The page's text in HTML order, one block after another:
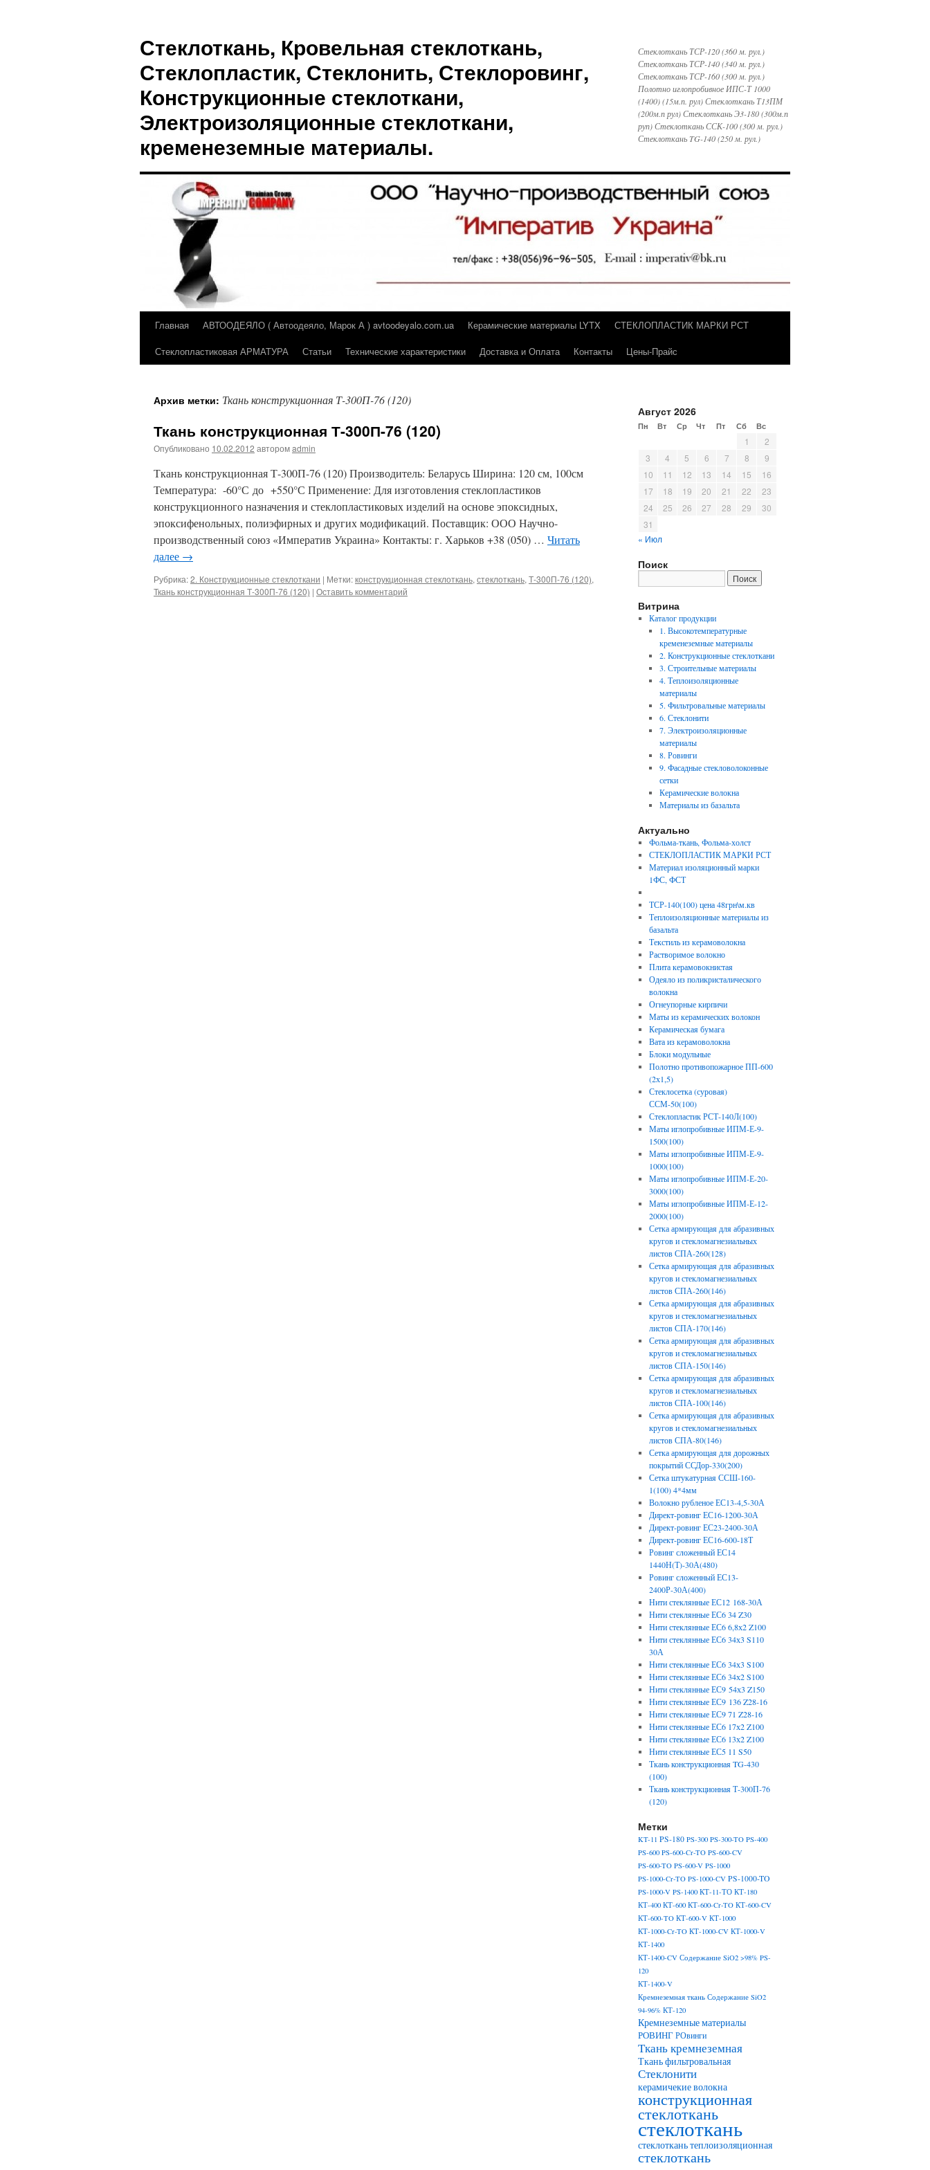
Стеклоткань, Кровельная стеклоткань,
Стеклопластик, Стеклонить, Стеклоровинг,
Конструкционные стеклоткани,
Электроизоляционные стеклоткани,
кременеземные материалы.
Стеклоткань ТСР-120 (360 м. рул.)
Стеклоткань ТСР-140 (340 м. рул.)
Стеклоткань ТСР-160 (300 м. рул.)
Полотно иглопробивное ИПС-Т 1000
(1400) (15м.п. рул) Стеклоткань Т13ПМ
(200м.п рул) Стеклоткань Э3-180 (300м.п
руп) Стеклоткань ССК-100 (300 м. рул.)
Стеклоткань TG-140 (250 м. рул.)
Перейти
Главная АВТООДЕЯЛО ( Автоодеяло, Марок А ) avtoodeyalo.com.ua Керамические материалы LYTX
СТЕКЛОПЛАСТИК МАРКИ РСТ
Стеклопластиковая АРМАТУРА
Статьи Технические характеристики Доставка и Оплата Контакты Цены-Прайс
Архив метки: Ткань конструкционная Т-300П-76 (120)
Ткань конструкционная Т-300П-76 (120)
Опубликовано 10.02.2012 авторомadmin
Ткань конструкционная Т-300П-76 (120) Производитель: Беларусь Ширина: 120 см, 100см
Температура: -60°С до +550°С Применение: Для изготовления стеклопластиков
конструкционного назначения и стеклопластиковых изделий на основе эпоксидных,
эпоксифенольных, полиэфирных и других модификаций. Поставщик: ООО Научно-
производственный союз «Императив Украина» Контакты: г. Харьков +38 (050) … Читать
далее →
Рубрика:2. Конструкционные стеклоткани | Метки:конструкционная стеклоткань, стеклоткань, Т-300П-76 (120),
Ткань конструкционная Т-300П-76 (120) | Оставить комментарий
Август 2026
Пн Вт Ср Чт Пт Сб Вс
« Июл
1
2
3
4 5 6 7 8
9
10
11 12 13 14 15
16
17
18 19 20 21 22
23
24
25 26 27 28 29
30
31
Поиск
Витрина
Каталог продукции
1. Высокотемпературные
кременеземные материалы
2. Конструкционные стеклоткани
3. Строительные материалы
4. Теплоизоляционные
материалы
5. Фильтровальные материалы
6. Стеклонити
7. Электроизоляционные
материалы
8. Ровинги
9. Фасадные стекловолоконные
сетки
Керамические волокна
Материалы из базальта
Актуально
Фольма-ткань, Фольма-холст
СТЕКЛОПЛАСТИК МАРКИ РСТ
Материал изоляционный марки
1ФС, ФСТ
ТСР-140(100) цена 48грн\м.кв
Теплоизоляционные материалы из
базальта
Текстиль из керамоволокна
Растворимое волокно
Плита керамовокнистая
Одеяло из поликристалического
волокна
Огнеупорные кирпичи
Маты из керамических волокон
Керамическая бумага
Вата из керамоволокна
Блоки модульные
Полотно противопожарное ПП-600
(2х1,5)
Стеклосетка (суровая)
ССМ-50(100)
Стеклопластик РСТ-140Л(100)
Маты иглопробивные ИПМ-Е-9-
1500(100)
Маты иглопробивные ИПМ-Е-9-
1000(100)
Маты иглопробивные ИПМ-Е-20-
3000(100)
Маты иглопробивные ИПМ-Е-12-
2000(100)
Сетка армирующая для абразивных
кругов и стекломагнезиальных
листов СПА-260(128)
Сетка армирующая для абразивных
кругов и стекломагнезиальных
листов СПА-260(146)
Сетка армирующая для абразивных
кругов и стекломагнезиальных
листов СПА-170(146)
Сетка армирующая для абразивных
кругов и стекломагнезиальных
листов СПА-150(146)
Сетка армирующая для абразивных
кругов и стекломагнезиальных
листов СПА-100(146)
Сетка армирующая для абразивных
кругов и стекломагнезиальных
листов СПА-80(146)
Сетка армирующая для дорожных
покрытий ССДор-330(200)
Сетка штукатурная ССШ-160-
1(100) 4*4мм
Волокно рубленое ЕС13-4,5-30А
Директ-ровинг ЕС16-1200-30А
Директ-ровинг ЕС23-2400-30А
Директ-ровинг ЕС16-600-18Т
Ровинг сложенный ЕС14
1440Н(Т)-30А(480)
Ровинг сложенный ЕС13-
2400Р-30А(400)
Нити стеклянные ЕС12 168-30А
Нити стеклянные ЕС6 34 Z30
Нити стеклянные ЕС6 6,8х2 Z100
Нити стеклянные ЕС6 34х3 S110
30А
Нити стеклянные ЕС6 34х3 S100
Нити стеклянные ЕС6 34х2 S100
Нити стеклянные ЕС9 54х3 Z150
Нити стеклянные ЕС9 136 Z28-16
Нити стеклянные ЕС9 71 Z28-16
Нити стеклянные ЕС6 17х2 Z100
Нити стеклянные ЕС6 13х2 Z100
Нити стеклянные ЕС5 11 S50
Ткань конструкционная TG-430
(100)
Ткань конструкционная Т-300П-76
(120)
Метки
KT-11 PS-180 PS-300 PS-300-TO PS-400
PS-600 PS-600-Cr-TO PS-600-CV
PS-600-TO PS-600-V PS-1000
PS-1000-Cr-TO PS-1000-CV PS-1000-TO
PS-1000-V PS-1400 КТ-11-ТО КТ-180
КТ-400 КТ-600 КТ-600-Cr-TO КТ-600-CV
КТ-600-TO КТ-600-V КТ-1000
КТ-1000-Cr-TO КТ-1000-CV КТ-1000-V
КТ-1400
КТ-1400-CV Содержание SiO2 >98% PS-
120
КТ-1400-V
Кремнеземная ткань Содержание SiO2
94-96% КТ-120
Кремнеземные материалы
РОВИНГ РОвинги
Ткань кремнеземная
Ткань фильтровальная
Стеклонити
керамичекие волокна
конструкционная
стеклоткань
стеклоткань
стеклоткань теплоизоляционная
стеклоткань